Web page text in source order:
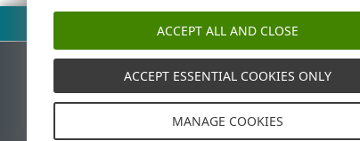
Baza de cunoştinţe ESET
ACCEPT ALL AND CLOSE
ACCEPT ESSENTIAL COOKIES ONLY
MANAGE COOKIES